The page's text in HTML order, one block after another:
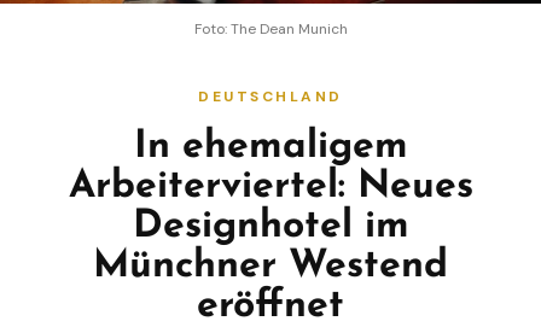
Foto: The Dean Munich
DEUTSCHLAND
In ehemaligem
Arbeiterviertel: Neues
Designhotel im
Münchner Westend
eröffnet